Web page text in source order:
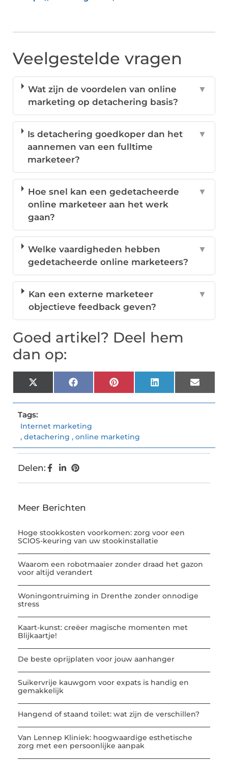
Veelgestelde vragen
Wat zijn de voordelen van online
marketing op detachering basis?
▼
Is detachering goedkoper dan het
aannemen van een fulltime
marketeer?
▼
Hoe snel kan een gedetacheerde
online marketeer aan het werk
gaan?
▼
Welke vaardigheden hebben
gedetacheerde online marketeers?
▼
Kan een externe marketeer
objectieve feedback geven?
▼
Goed artikel? Deel hem
dan op:
X
(Twitter)
FacebookPinterestLinkedInEmail
Tags:
Internet marketing
, detachering , online marketing
Delen:
Meer Berichten
Hoge stookkosten voorkomen: zorg voor een
SCIOS-keuring van uw stookinstallatie
Waarom een robotmaaier zonder draad het gazon
voor altijd verandert
Woningontruiming in Drenthe zonder onnodige
stress
Kaart-kunst: creëer magische momenten met
Blijkaartje!
De beste oprijplaten voor jouw aanhanger
Suikervrije kauwgom voor expats is handig en
gemakkelijk
Hangend of staand toilet: wat zijn de verschillen?
Van Lennep Kliniek: hoogwaardige esthetische
zorg met een persoonlijke aanpak